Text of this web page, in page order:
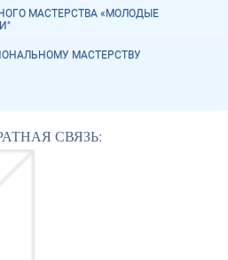
МАСТЕРСТВА «МОЛОДЫЕ
МАСТЕРСТВУ
СВЯЗЬ: